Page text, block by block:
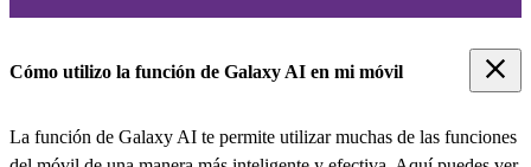
Cómo utilizo la función de Galaxy AI en mi móvil
La función de Galaxy AI te permite utilizar muchas de las funciones